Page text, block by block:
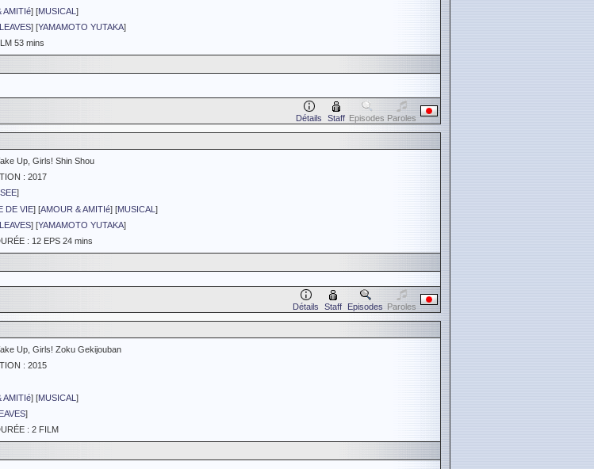
AMITIé] [MUSICAL ]
] [YAMAMOTO YUTAKA]
53 mins
Détails Staff Episodes Paroles
Up, Girls! Shin Shou
: 2017
]
DE VIE] [AMOUR & AMITIé] [MUSICAL ]
] [YAMAMOTO YUTAKA]
: 12 EPS 24 mins
Détails Staff Episodes Paroles
Up, Girls! Zoku Gekijouban
: 2015
AMITIé] [MUSICAL ]
]
: 2 FILM